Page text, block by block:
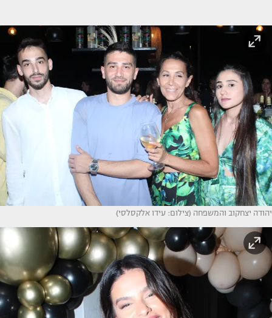
יהודה יצחקוב והמשפחה (צילום: עידו אלקסלסי)